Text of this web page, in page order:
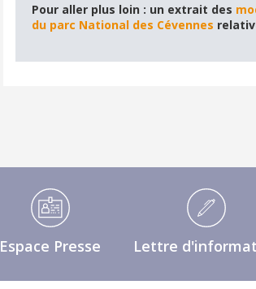
Pour aller plus loin : un extrait des
du parc National des Cévennes
Espace Presse Lettre